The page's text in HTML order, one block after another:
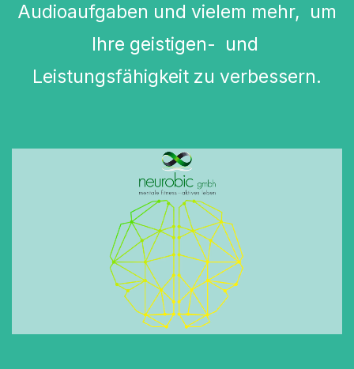
Audioaufgaben und vielem mehr, um
Ihre geistigen- und
Leistungsfähigkeit zu verbessern.